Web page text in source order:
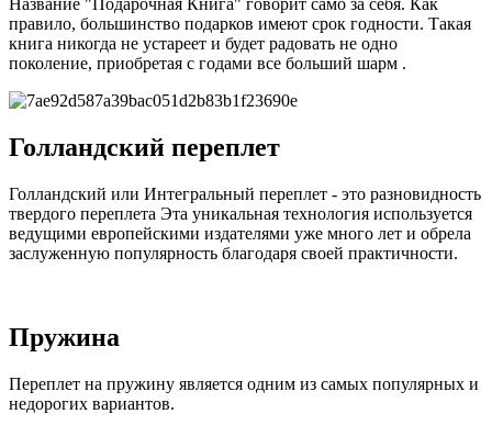
правило, большинство подарков имеют срок годности. Такая
книга никогда не устареет и будет радовать не одно
поколение, приобретая с годами все больший шарм .
Голландский переплет
Голландский или Интегральный переплет - это разновидность
твердого переплета Эта уникальная технология используется
ведущими европейскими издателями уже много лет и обрела
заслуженную популярность благодаря своей практичности.
Пружина
Переплет на пружину является одним из самых популярных и
недорогих вариантов.